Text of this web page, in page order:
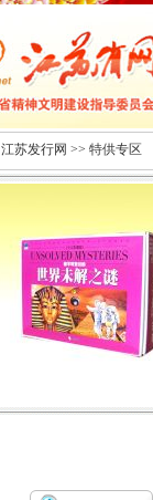
江苏发行网 >> 特供专区